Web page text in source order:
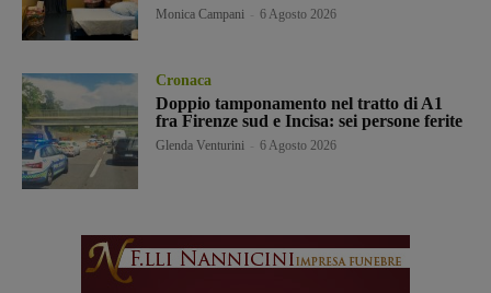
Monica Campani 6 Agosto 2026
Cronaca
Doppio tamponamento nel tratto di A1
fra Firenze sud e Incisa: sei persone ferite
Glenda Venturini 6 Agosto 2026